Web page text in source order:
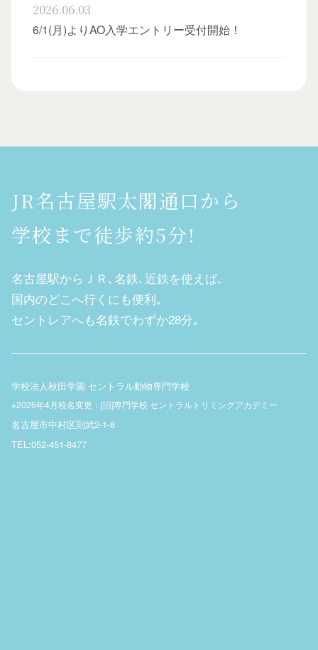
2026.06.03
6/1(月)よりAO入学エントリー受付開始！
JR名古屋駅太閣通口から
学校まで徒歩約5分!
名古屋駅からＪＲ､名鉄､近鉄を使えば､
国内のどこへ行くにも便利｡
セントレアへも名鉄でわずか28分｡
学校法人秋田学園 セントラル動物専門学校
※2026年4月校名変更：[旧]専門学校 セントラルトリミングアカデミー
名古屋市中村区則武2-1-8
TEL:052-451-8477